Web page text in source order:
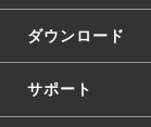
ダウンロード
サポート